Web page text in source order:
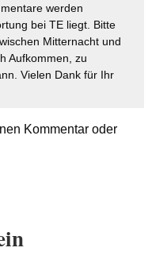
werden
bei TE liegt. Bitte
Mitternacht und
Aufkommen, zu
Vielen Dank für Ihr
Kommentar oder